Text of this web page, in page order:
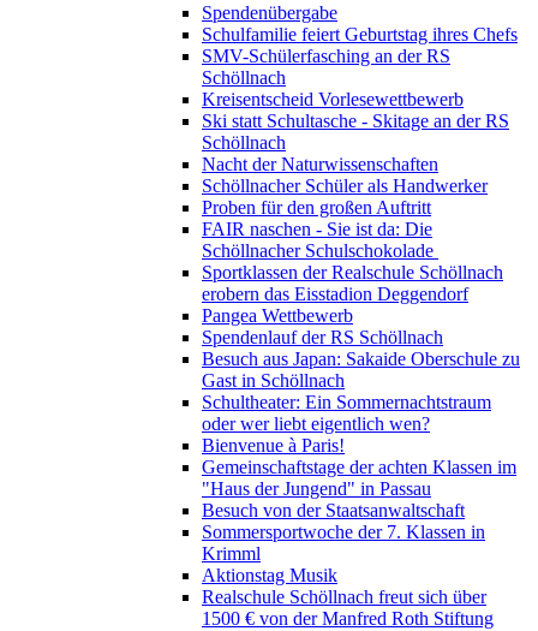
Spendenübergabe
Schulfamilie feiert Geburtstag ihres Chefs
SMV-Schülerfasching an der RS
Schöllnach
Kreisentscheid Vorlesewettbewerb
Ski statt Schultasche - Skitage an der RS
Schöllnach
Nacht der Naturwissenschaften
Schöllnacher Schüler als Handwerker
Proben für den großen Auftritt
FAIR naschen - Sie ist da: Die
Schöllnacher Schulschokolade
Sportklassen der Realschule Schöllnach
erobern das Eisstadion Deggendorf
Pangea Wettbewerb
Spendenlauf der RS Schöllnach
Besuch aus Japan: Sakaide Oberschule zu
Gast in Schöllnach
Schultheater: Ein Sommernachtstraum
oder wer liebt eigentlich wen?
Bienvenue à Paris!
Gemeinschaftstage der achten Klassen im
"Haus der Jungend" in Passau
Besuch von der Staatsanwaltschaft
Sommersportwoche der 7. Klassen in
Krimml
Aktionstag Musik
Realschule Schöllnach freut sich über
1500 € von der Manfred Roth Stiftung